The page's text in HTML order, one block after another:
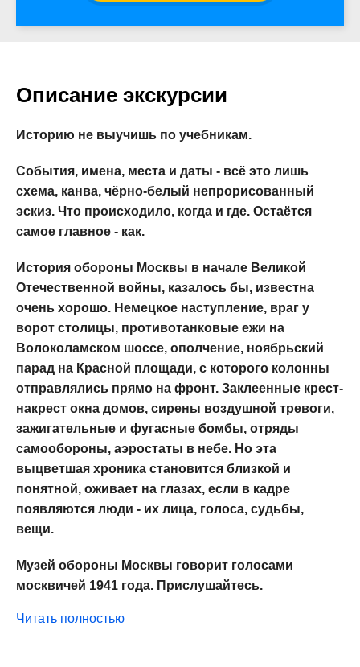
Описание экскурсии
Историю не выучишь по учебникам.
События, имена, места и даты - всё это лишь
схема, канва, чёрно-белый непрорисованный
эскиз. Что происходило, когда и где. Остаётся
самое главное - как.
История обороны Москвы в начале Великой
Отечественной войны, казалось бы, известна
очень хорошо. Немецкое наступление, враг у
ворот столицы, противотанковые ежи на
Волоколамском шоссе, ополчение, ноябрьский
парад на Красной площади, с которого колонны
отправлялись прямо на фронт. Заклеенные крест-
накрест окна домов, сирены воздушной тревоги,
зажигательные и фугасные бомбы, отряды
самообороны, аэростаты в небе. Но эта
выцветшая хроника становится близкой и
понятной, оживает на глазах, если в кадре
появляются люди - их лица, голоса, судьбы,
вещи.
Музей обороны Москвы говорит голосами
москвичей 1941 года. Прислушайтесь.
Читать полностью